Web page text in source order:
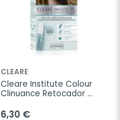
CLEARE
Cleare Institute Colour
Clinuance Retocador
Raices y Cejas Tono
6,30 €